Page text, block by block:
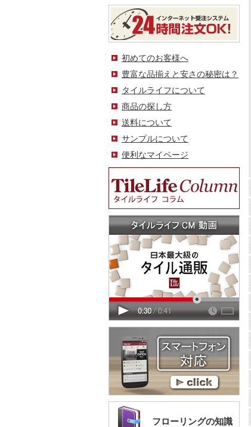
初めてのお客様へ
豊富な品揃えと安さの秘密は？
タイルライフについて
商品の探し方
送料について
サンプルについて
便利なマイページ
フローリングの知識